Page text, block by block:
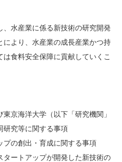
水産業に係る新技術の研究開発
により、水産業の成長産業かつ持
食料安全保障に貢献していくこ
東京海洋大学（以下「研究機関」
研究等に関する事項
プの創出・育成に関する事項
タートアップが開発した新技術の